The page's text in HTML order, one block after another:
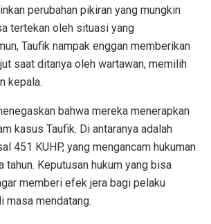
perubahan pikiran yang mungkin
tertekan oleh situasi yang
Taufik nampak enggan memberikan
saat ditanya oleh wartawan, memilih
kepala.
bahwa mereka menerapkan
kasus Taufik. Di antaranya adalah
451 KUHP, yang mengancam hukuman
tahun. Keputusan hukum yang bisa
memberi efek jera bagi pelaku
masa mendatang.